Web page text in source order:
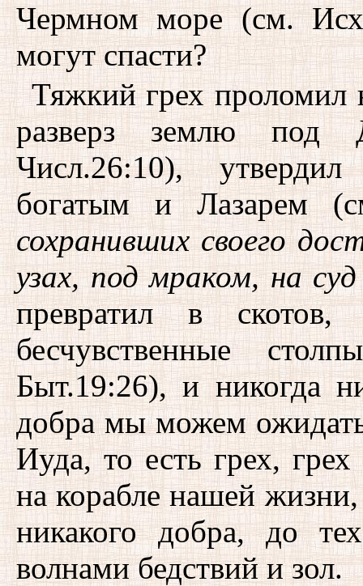
Чермном море (см.
могут спасти?
Тяжкий грех
разверз землю
Числ.26:10),
богатым и Лазарем
сохранивших своего
узах, под мраком, на суд
превратил в
бесчувственные
Быт.19:26), и никогда
добра мы можем
Иуда, то есть грех,
на корабле нашей
никакого добра, до
волнами бедствий и зол.